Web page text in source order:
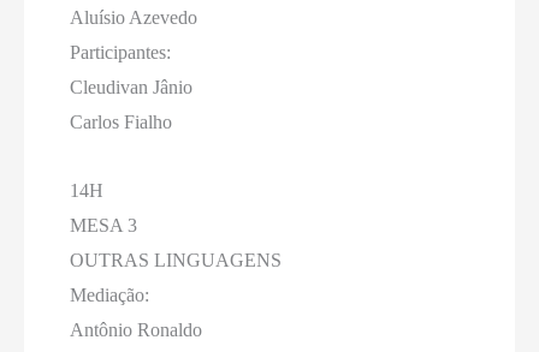
Aluísio Azevedo
Participantes:
Cleudivan Jânio
Carlos Fialho
14H
MESA 3
OUTRAS LINGUAGENS
Mediação:
Antônio Ronaldo